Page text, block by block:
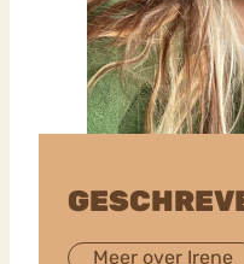
Meer over Irene